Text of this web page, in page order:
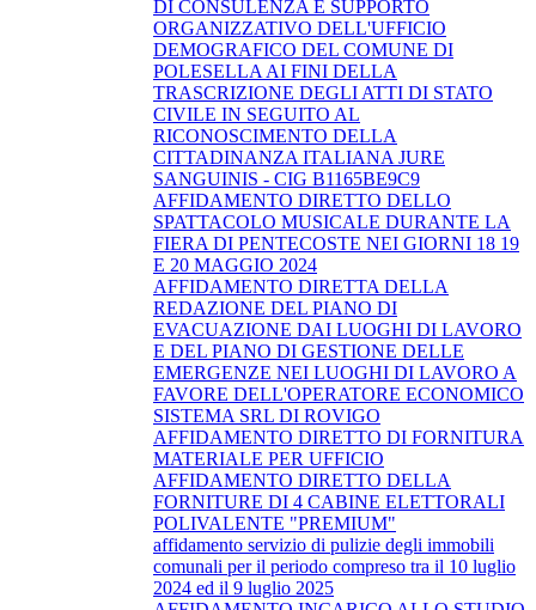
DI CONSULENZA E SUPPORTO
ORGANIZZATIVO DELL'UFFICIO
DEMOGRAFICO DEL COMUNE DI
POLESELLA AI FINI DELLA
TRASCRIZIONE DEGLI ATTI DI STATO
CIVILE IN SEGUITO AL
RICONOSCIMENTO DELLA
CITTADINANZA ITALIANA JURE
SANGUINIS - CIG B1165BE9C9
AFFIDAMENTO DIRETTO DELLO
SPATTACOLO MUSICALE DURANTE LA
FIERA DI PENTECOSTE NEI GIORNI 18 19
E 20 MAGGIO 2024
AFFIDAMENTO DIRETTA DELLA
REDAZIONE DEL PIANO DI
EVACUAZIONE DAI LUOGHI DI LAVORO
E DEL PIANO DI GESTIONE DELLE
EMERGENZE NEI LUOGHI DI LAVORO A
FAVORE DELL'OPERATORE ECONOMICO
SISTEMA SRL DI ROVIGO
AFFIDAMENTO DIRETTO DI FORNITURA
MATERIALE PER UFFICIO
AFFIDAMENTO DIRETTO DELLA
FORNITURE DI 4 CABINE ELETTORALI
POLIVALENTE "PREMIUM"
affidamento servizio di pulizie degli immobili
comunali per il periodo compreso tra il 10 luglio
2024 ed il 9 luglio 2025